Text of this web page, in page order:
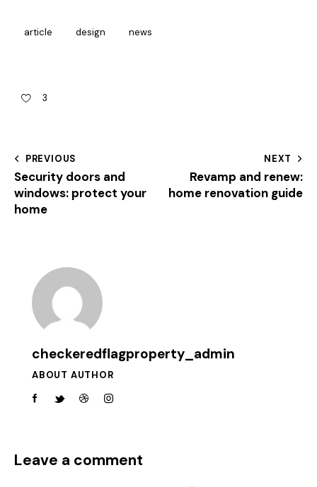
article design news
3
PREVIOUS
Security doors and
windows: protect your
home
NEXT
Revamp and renew:
home renovation guide
checkeredflagproperty_admin
ABOUT AUTHOR
Leave a comment